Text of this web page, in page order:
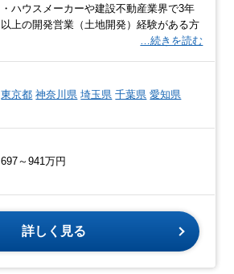
・ハウスメーカーや建設不動産業界で3年
以上の開発営業（土地開発）経験がある方
…続きを読む
東京都 神奈川県 埼玉県 千葉県 愛知県
697～941万円
詳しく見る